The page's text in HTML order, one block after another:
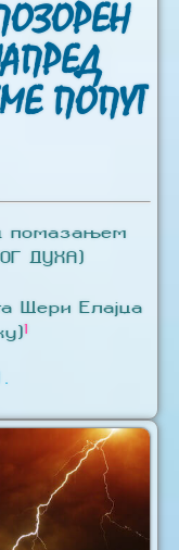
ПОПУТ
помазањем
ДУХА)
Шери Елајџа
1